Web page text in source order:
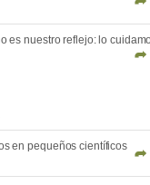
es nuestro reflejo: lo
en pequeños científicos